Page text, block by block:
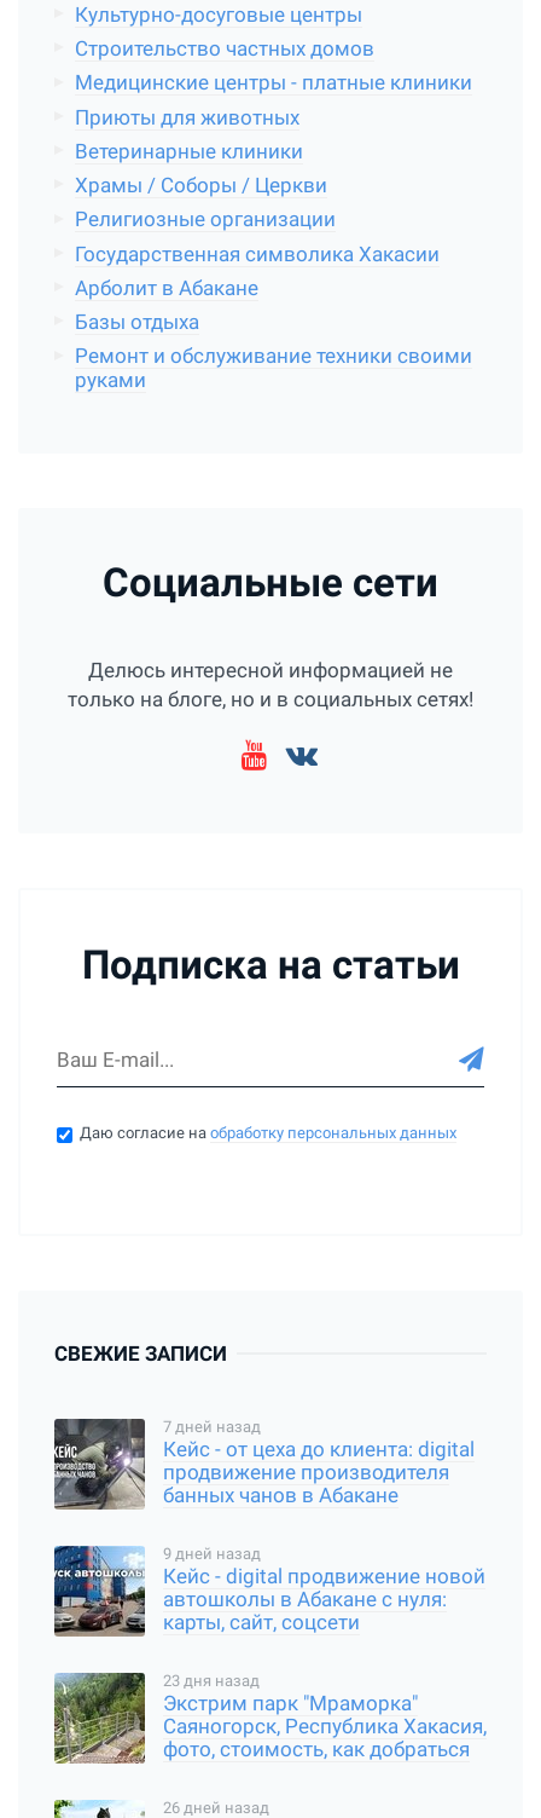
Культурно-досуговые центры
Строительство частных домов
Медицинские центры - платные клиники
Приюты для животных
Ветеринарные клиники
Храмы / Соборы / Церкви
Религиозные организации
Государственная символика Хакасии
Арболит в Абакане
Базы отдыха
Ремонт и обслуживание техники своими
руками
Социальные сети
Делюсь интересной информацией не
только на блоге, но и в социальных сетях!
Подписка на статьи
Даю согласие наобработку персональных данных
СВЕЖИЕ ЗАПИСИ
7 дней назад
Кейс - от цеха до клиента: digital
продвижение производителя
банных чанов в Абакане
9 дней назад
Кейс - digital продвижение новой
автошколы в Абакане с нуля:
карты, сайт, соцсети
23 дня назад
Экстрим парк "Мраморка"
Саяногорск, Республика Хакасия,
фото, стоимость, как добраться
26 дней назад